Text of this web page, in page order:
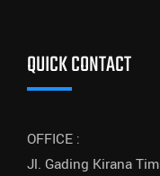
QUICK CONTACT
OFFICE :
Jl. Gading Kirana